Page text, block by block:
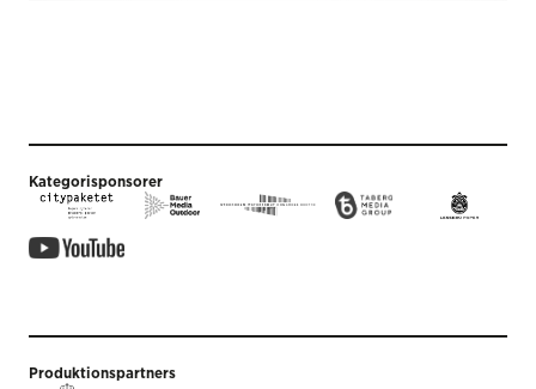
Kategorisponsorer
Produktionspartners